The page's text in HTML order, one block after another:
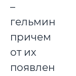
–
гельминты,
причем
от их
появления